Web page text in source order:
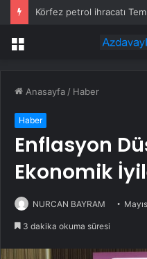
Menü
Anasayfa / Haber
Haber
Enflasyon
Ekonomik
NURCAN BAYRAM
3 dakika okuma süresi